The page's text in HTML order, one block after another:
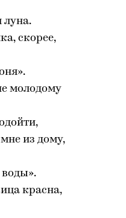
луна.
скорее,
молодому
из дому,
красна,